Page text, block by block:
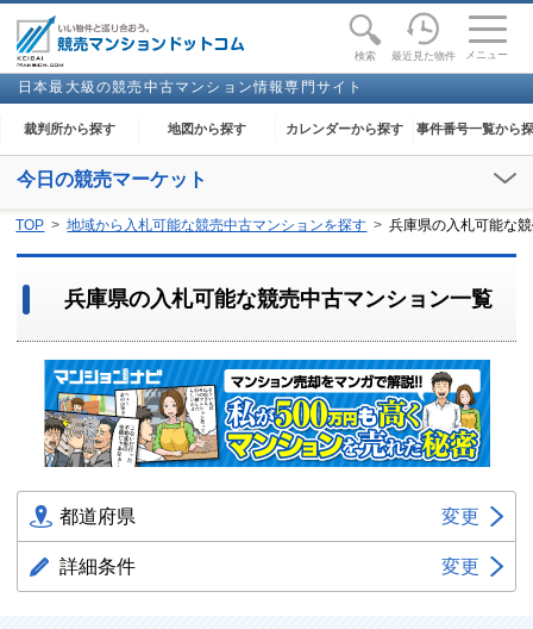
検索 最近見た物件 メニュー
日本最大級の競売中古マンション情報専門サイト
裁判所から探す 地図から探す カレンダーから探す 事件番号一覧から
toggle
今日の競売マーケット
TOP 地域から入札可能な競売中古マンションを探す 兵庫県の入札可能な
兵庫県の入札可能な競売中古マンション一覧
都道府県 変更
詳細条件 変更